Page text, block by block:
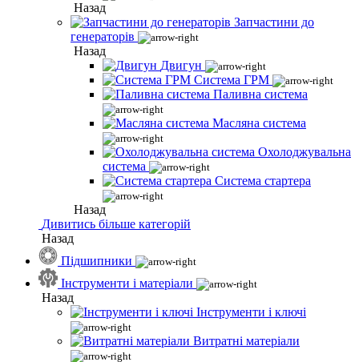
Назад
Запчастини до
генераторів
Назад
Двигун
Система ГРМ
Паливна система
Масляна система
Охолоджувальна
система
Система стартера
Назад
Дивитись більше категорій
Назад
Підшипники
Інструменти і матеріали
Назад
Інструменти і ключі
Витратні матеріали